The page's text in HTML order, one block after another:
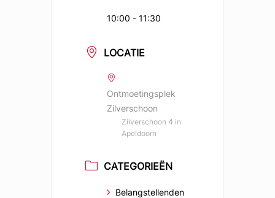
10:00 - 11:30
LOCATIE
Ontmoetingsplek
Zilverschoon
Zilverschoon 4 in
Apeldoorn
CATEGORIEËN
Belangstellenden